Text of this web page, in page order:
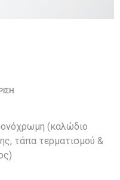
(καλώδιο
τάπα τερματισμού &